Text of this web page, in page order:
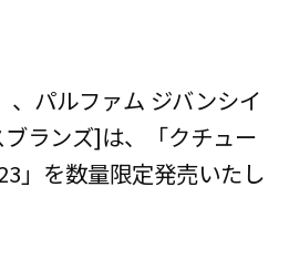
、パルファム ジバンシイ
ランズ]は、「クチュー
」を数量限定発売いたし